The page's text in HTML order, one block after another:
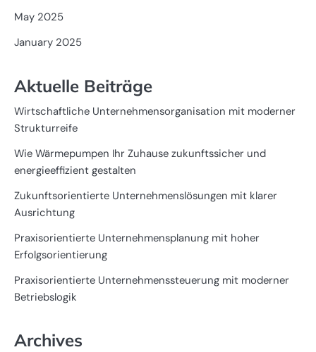
May 2025
January 2025
Aktuelle Beiträge
Wirtschaftliche Unternehmensorganisation mit moderner
Strukturreife
Wie Wärmepumpen Ihr Zuhause zukunftssicher und
energieeffizient gestalten
Zukunftsorientierte Unternehmenslösungen mit klarer
Ausrichtung
Praxisorientierte Unternehmensplanung mit hoher
Erfolgsorientierung
Praxisorientierte Unternehmenssteuerung mit moderner
Betriebslogik
Archives